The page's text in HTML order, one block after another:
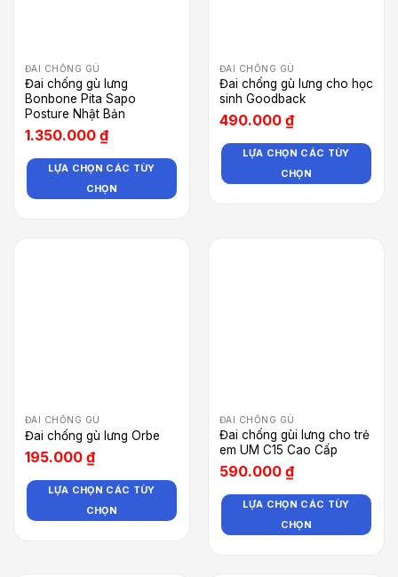
ĐAI CHỐNG GÙ
Đai chống gù lưng
Bonbone Pita Sapo
Posture Nhật Bản
1.350.000 ₫
LỰA CHỌN CÁC TÙY
CHỌN
ĐAI CHỐNG GÙ
Đai chống gù lưng cho học
sinh Goodback
490.000 ₫
LỰA CHỌN CÁC TÙY
CHỌN
ĐAI CHỐNG GÙ
Đai chống gù lưng Orbe
195.000 ₫
LỰA CHỌN CÁC TÙY
CHỌN
ĐAI CHỐNG GÙ
Đai chống gùi lưng cho trẻ
em UM C15 Cao Cấp
590.000 ₫
LỰA CHỌN CÁC TÙY
CHỌN